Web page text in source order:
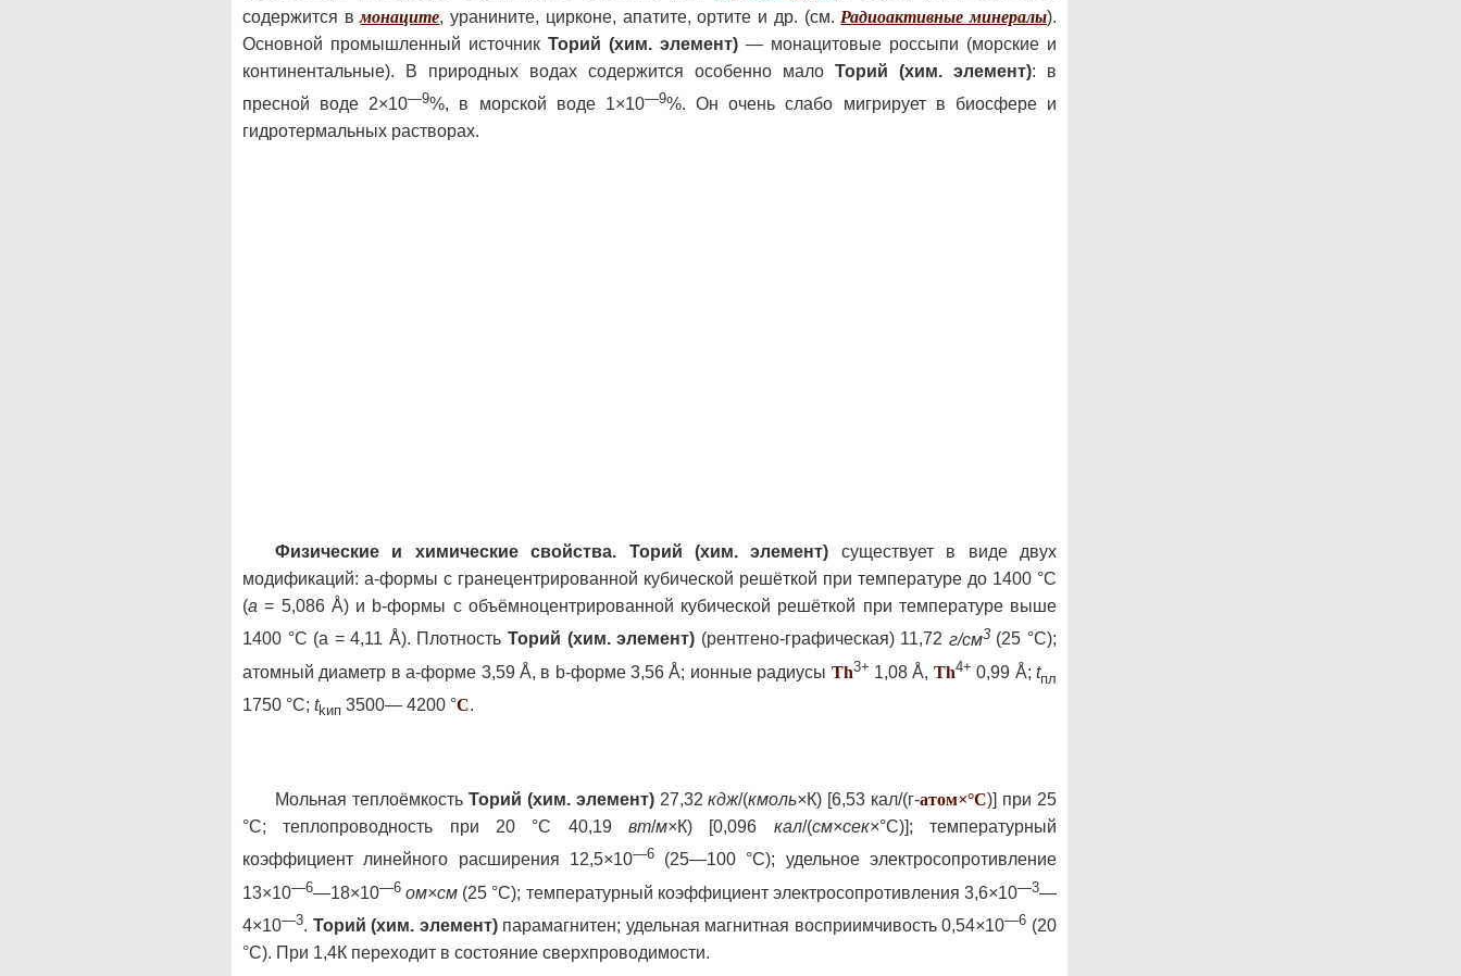
содержится вмонаците, уранините, цирконе, апатите, ортите и др. (см. Радиоактивные минералы).
Основной промышленный источник Торий (хим. элемент) — монацитовые россыпи (морские и
континентальные). В природных водах содержится особенно мало Торий (хим. элемент): в
пресной воде 2×10—9%, в морской воде 1×10—9%. Он очень слабо мигрирует в биосфере и
гидротермальных растворах.
Физические и химические свойства. Торий (хим. элемент) существует в виде двух
модификаций: a-формы с гранецентрированной кубической решёткой при температуре до 1400 °С
(а = 5,086 Å) и b-формы с объёмноцентрированной кубической решёткой при температуре выше
1400 °С (a = 4,11 Å). Плотность Торий (хим. элемент) (рентгено-графическая) 11,72 г/см3(25 °С);
атомный диаметр в a-форме 3,59 Å, в b-форме 3,56 Å; ионные радиусы Th3+ 1,08 Å, Th4+ 0,99 Å;tпл
1750 °С; tkип 3500— 4200 °C.
Мольная теплоёмкость Торий (хим. элемент)27,32кдж/(кмоль×К) [6,53 кал/(г-атом×°С)] при 25
°С; теплопроводность при 20 °С 40,19 вт/м×К) [0,096 кал/(см×сек×°С)]; температурный
коэффициент линейного расширения 12,5×10—6(25—100 °С); удельное электросопротивление
13×10—6—18×10—6 ом×см (25 °С); температурный коэффициент электросопротивления 3,6×10—3—
4×10—3. Торий (хим. элемент)парамагнитен; удельная магнитная восприимчивость 0,54×10—6 (20
°С). При 1,4К переходит в состояние сверхпроводимости.